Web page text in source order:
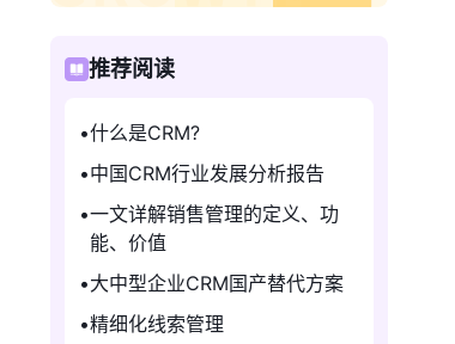
推荐阅读
什么是CRM?
中国CRM行业发展分析报告
一文详解销售管理的定义、功
能、价值
大中型企业CRM国产替代方案
精细化线索管理